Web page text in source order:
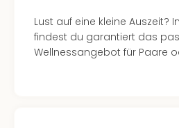
Lust auf eine kleine Auszeit?
findest du garantiert das
Wellnessangebot für Paare